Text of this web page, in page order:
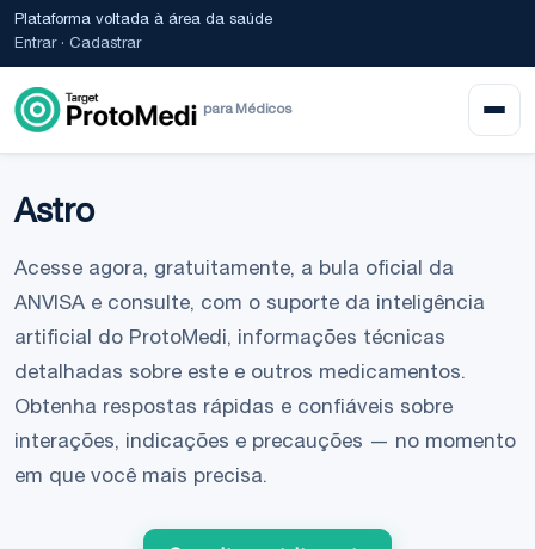
Plataforma voltada à área da saúde
Entrar· Cadastrar
para Médicos
Astro
Acesse agora, gratuitamente, a bula oficial da
ANVISA e consulte, com o suporte da inteligência
artificial do ProtoMedi, informações técnicas
detalhadas sobre este e outros medicamentos.
Obtenha respostas rápidas e confiáveis sobre
interações, indicações e precauções — no momento
em que você mais precisa.